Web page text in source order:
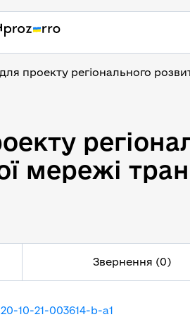
проекту регіонального
мережі
Звернення (0)
10-21-003614-b-a1